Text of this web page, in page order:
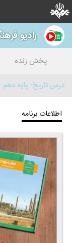
رادیو
پخش زنده
درس تاریخ- پایه دهم
اطلاعات برنامه